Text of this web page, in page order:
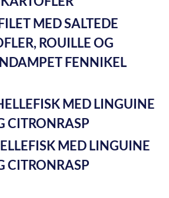
MED SALTEDE
ROUILLE OG
FENNIKEL
MED LINGUINE
CITRONRASP